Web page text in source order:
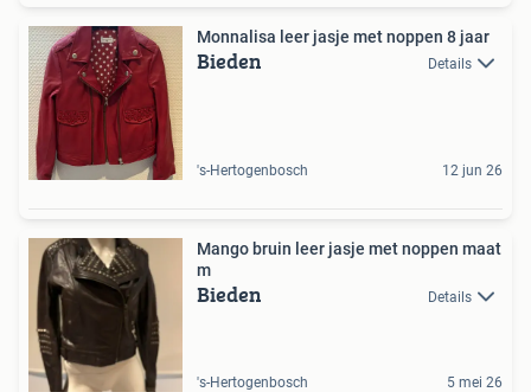
Monnalisa leer jasje met noppen 8 jaar
Bieden Details
's-Hertogenbosch 12 jun 26
Mango bruin leer jasje met noppen maat
m
Bieden Details
's-Hertogenbosch 5 mei 26